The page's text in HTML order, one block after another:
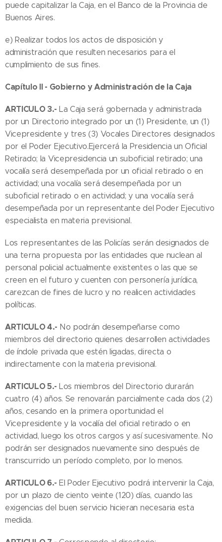
puede capitalizar la Caja, en el Banco de la Provincia de
Buenos Aires.
e) Realizar todos los actos de disposición y
administración que resulten necesarios para el
cumplimiento de sus fines.
Capítulo II - Gobierno y Administración de la Caja
ARTICULO 3.- La Caja será gobernada y administrada
por un Directorio integrado por un (1) Presidente, un (1)
Vicepresidente y tres (3) Vocales Directores designados
por el Poder Ejecutivo.Ejercerá la Presidencia un Oficial
Retirado; la Vicepresidencia un suboficial retirado; una
vocalía será desempeñada por un oficial retirado o en
actividad; una vocalía será desempeñada por un
suboficial retirado o en actividad; y una vocalía será
desempeñada por un representante del Poder Ejecutivo
especialista en materia previsional.
Los representantes de las Policías serán designados de
una terna propuesta por las entidades que nuclean al
personal policial actualmente existentes o las que se
creen en el futuro y cuenten con personería jurídica,
carezcan de fines de lucro y no realicen actividades
políticas.
ARTICULO 4.- No podrán desempeñarse como
miembros del directorio quienes desarrollen actividades
de índole privada que estén ligadas, directa o
indirectamente con la materia previsional.
ARTICULO 5.- Los miembros del Directorio durarán
cuatro (4) años. Se renovarán parcialmente cada dos (2)
años, cesando en la primera oportunidad el
Vicepresidente y la vocalía del oficial retirado o en
actividad, luego los otros cargos y así sucesivamente. No
podrán ser designados nuevamente sino después de
transcurrido un período completo, por lo menos.
ARTICULO 6.- El Poder Ejecutivo podrá intervenir la Caja,
por un plazo de ciento veinte (120) días, cuando las
exigencias del buen servicio hicieran necesaria esta
medida.